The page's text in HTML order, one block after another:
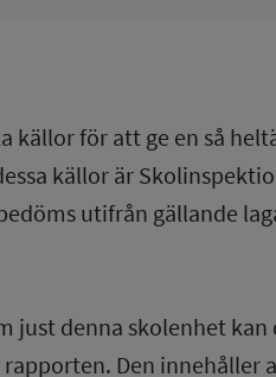
källor för att ge en så
källor är
utifrån gällande
just denna skolenhet kan
Den innehåller